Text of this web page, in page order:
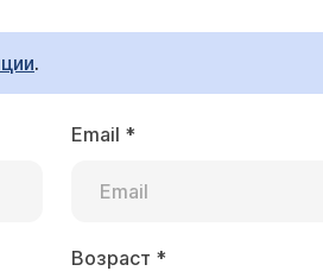
язва луковицы ДПК 0,7
лечением?
.
Email *
Возраст *